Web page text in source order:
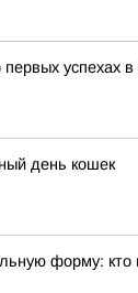
успехах
день кошек
форму: